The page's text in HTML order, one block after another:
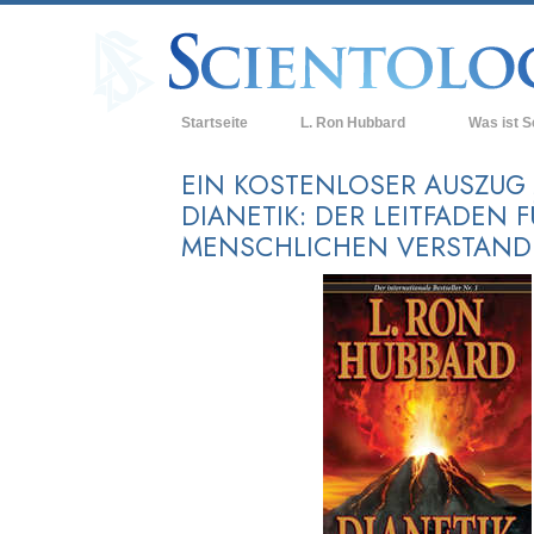
Startseite L. Ron Hubbard Was ist
Scientology
Was
sagen
Lernen Sie
Innerhalb
Die
Eine
Liebe und
EIN KOSTENLOSER AUSZUG
DIANETIK: DER LEITFADEN
MENSCHLICHEN VERSTAND